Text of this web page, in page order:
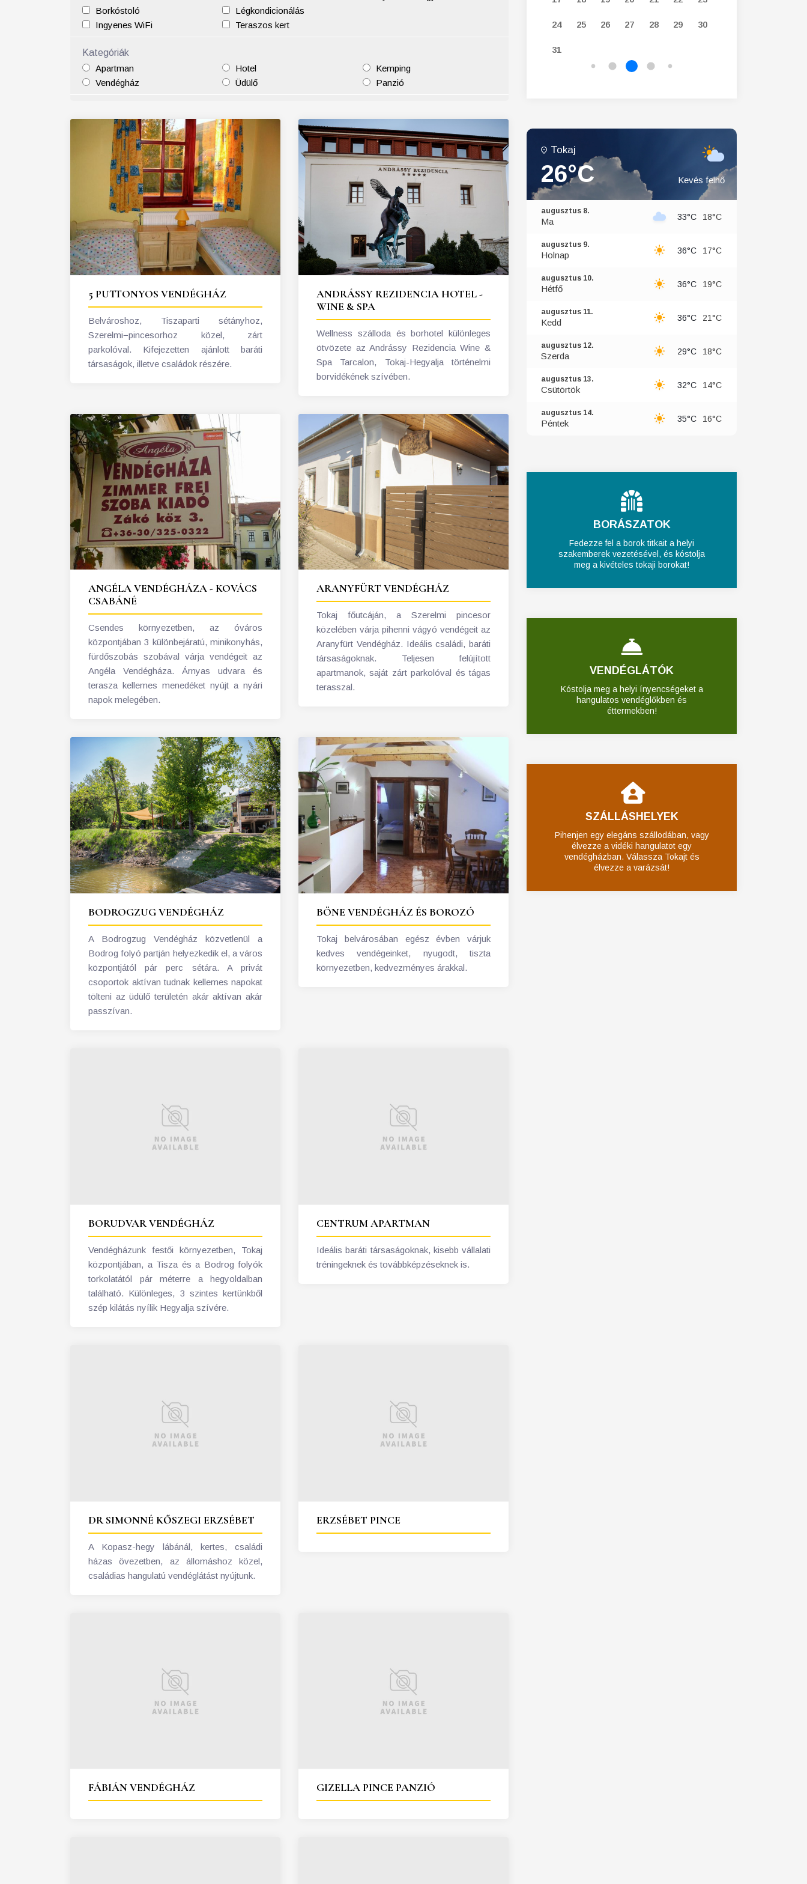
Borkóstoló
Ingyenes WiFi
Légkondicionálás
Teraszos kert
Kategóriák
Apartman
Vendégház
Hotel
Üdülő
Kemping
Panzió
5 PUTTONYOS VENDÉGHÁZ
Belvároshoz, Tiszaparti sétányhoz,
Szerelmi−pincesorhoz közel, zárt
parkolóval. Kifejezetten ajánlott baráti
társaságok, illetve családok részére.
ANDRÁSSY REZIDENCIA HOTEL -
WINE & SPA
Wellness szálloda és borhotel különleges
ötvözete az Andrássy Rezidencia Wine &
Spa Tarcalon, Tokaj-Hegyalja történelmi
borvidékének szívében.
ANGÉLA VENDÉGHÁZA - KOVÁCS
CSABÁNÉ
Csendes környezetben, az óváros
központjában 3 különbejáratú, minikonyhás,
fürdőszobás szobával várja vendégeit az
Angéla Vendégháza. Árnyas udvara és
terasza kellemes menedéket nyújt a nyári
napok melegében.
ARANYFÜRT VENDÉGHÁZ
Tokaj főutcáján, a Szerelmi pincesor
közelében várja pihenni vágyó vendégeit az
Aranyfürt Vendégház. Ideális családi, baráti
társaságoknak. Teljesen felújított
apartmanok, saját zárt parkolóval és tágas
terasszal.
BODROGZUG VENDÉGHÁZ
A Bodrogzug Vendégház közvetlenül a
Bodrog folyó partján helyezkedik el, a város
központjától pár perc sétára. A privát
csoportok aktívan tudnak kellemes napokat
tölteni az üdülő területén akár aktívan akár
passzívan.
BÖNE VENDÉGHÁZ ÉS BOROZÓ
Tokaj belvárosában egész évben várjuk
kedves vendégeinket, nyugodt, tiszta
környezetben, kedvezményes árakkal.
BORUDVAR VENDÉGHÁZ
Vendégházunk festői környezetben, Tokaj
központjában, a Tisza és a Bodrog folyók
torkolatától pár méterre a hegyoldalban
található. Különleges, 3 szintes kertünkből
szép kilátás nyílik Hegyalja szívére.
CENTRUM APARTMAN
Ideális baráti társaságoknak, kisebb vállalati
tréningeknek és továbbképzéseknek is.
DR SIMONNÉ KŐSZEGI ERZSÉBET
A Kopasz-hegy lábánál, kertes, családi
házas övezetben, az állomáshoz közel,
családias hangulatú vendéglátást nyújtunk.
ERZSÉBET PINCE
FÁBIÁN VENDÉGHÁZ GIZELLA PINCE PANZIÓ
27 28 29 30 30 24 25 26 27 28 29 30
31
Tokaj
26°C Kevés felhő
augusztus 8.
Ma 33°C 18°C
augusztus 9.
Holnap 36°C 17°C
augusztus 10.
Hétfő 36°C 19°C
augusztus 11.
Kedd 36°C 21°C
augusztus 12.
Szerda 29°C 18°C
augusztus 13.
Csütörtök 32°C 14°C
augusztus 14.
Péntek 35°C 16°C
BORÁSZATOK
Fedezze fel a borok titkait a helyi
szakemberek vezetésével, és kóstolja
meg a kivételes tokaji borokat!
VENDÉGLÁTÓK
Kóstolja meg a helyi ínyencségeket a
hangulatos vendéglőkben és
éttermekben!
SZÁLLÁSHELYEK
Pihenjen egy elegáns szállodában, vagy
élvezze a vidéki hangulatot egy
vendégházban. Válassza Tokajt és
élvezze a varázsát!